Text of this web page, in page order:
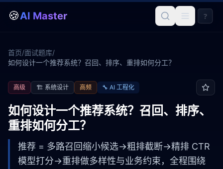
🍪AI Master ?
首页/面试题库/
如何设计一个推荐系统？召回、排序、重排如何分工？
高级 🏗️ 系统设计 高频 🔧 AI 工程化
如何设计一个推荐系统？召回、排序、
重排如何分工？
推荐 = 多路召回缩小候选→粗排截断→精排 CTR
模型打分→重排做多样性与业务约束，全程围绕